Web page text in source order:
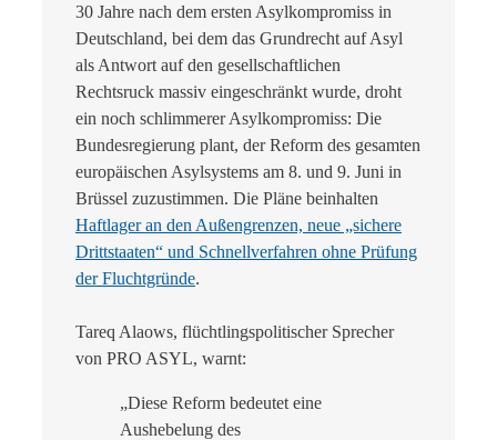
30 Jahre nach dem ersten Asylkompromiss in
Deutschland, bei dem das Grundrecht auf Asyl
als Antwort auf den gesellschaftlichen
Rechtsruck massiv eingeschränkt wurde, droht
ein noch schlimmerer Asylkompromiss: Die
Bundesregierung plant, der Reform des gesamten
europäischen Asylsystems am 8. und 9. Juni in
Brüssel zuzustimmen. Die Pläne beinhalten
Haftlager an den Außengrenzen, neue „sichere
Drittstaaten“ und Schnellverfahren ohne Prüfung
der Fluchtgründe.
Tareq Alaows, flüchtlingspolitischer Sprecher
von PRO ASYL, warnt:
„Diese Reform bedeutet eine
Aushebelung des